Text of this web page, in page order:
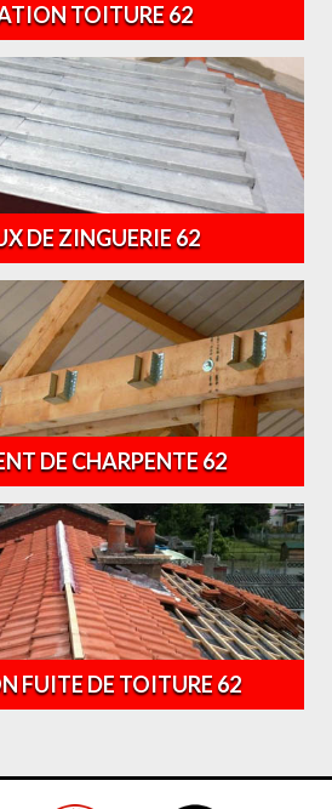
TOITURE 62
DE ZINGUERIE 62
DE CHARPENTE 62
FUITE DE TOITURE 62